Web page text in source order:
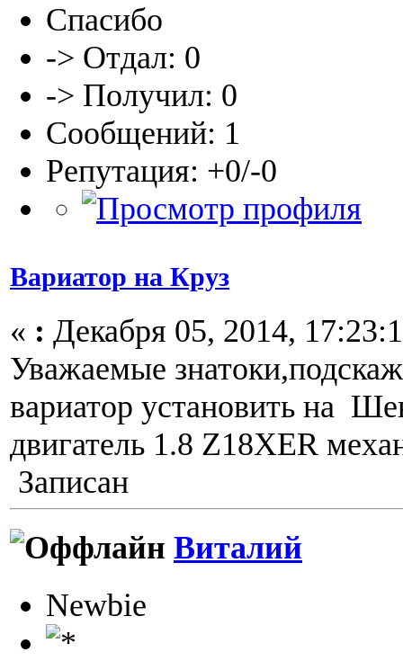
Спасибо
-> Отдал: 0
-> Получил: 0
Сообщений: 1
Репутация: +0/-0
Вариатор на Круз
« : Декабря 05, 2014,
Уважаемые
вариатор установить на
двигатель 1.8 Z18XER
Записан
Виталий
Newbie